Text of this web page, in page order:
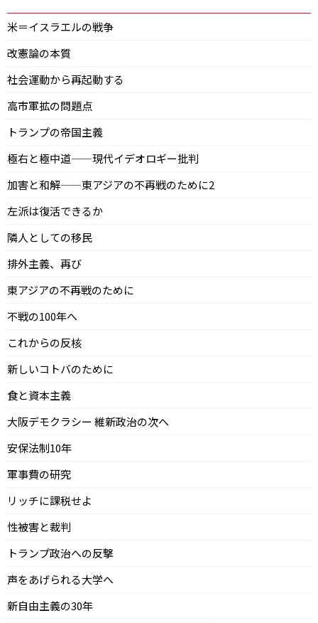
米＝イスラエルの戦争
改憲論の本質
社会運動から再起動する
高市軍拡の問題点
トランプの帝国主義
極右と極中道——現代イデオロギー批判
加害と和解——東アジアの不再戦のために2
左派は復活できるか
隣人としての移民
排外主義、再び
東アジアの不再戦のために
不戦の100年へ
これからの反核
新しいコトバのために
食と資本主義
大阪デモクラシー 維新政治の次へ
安保法制10年
軍事費の研究
リッチに課税せよ
性被害と裁判
トランプ政治への反撃
声をあげられる大学へ
新自由主義の30年